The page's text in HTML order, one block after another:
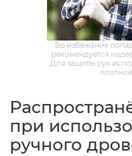
Во избежание
рекомендуется
Для защиты рук
при
ручного